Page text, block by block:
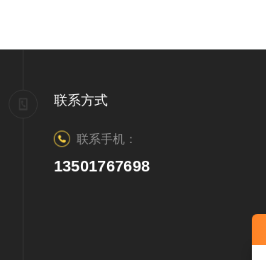
联系方式
联系手机：
13501767698